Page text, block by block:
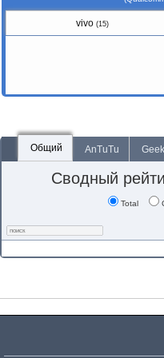
vivo(15)
Общий AnTuTu
Сводный
Total